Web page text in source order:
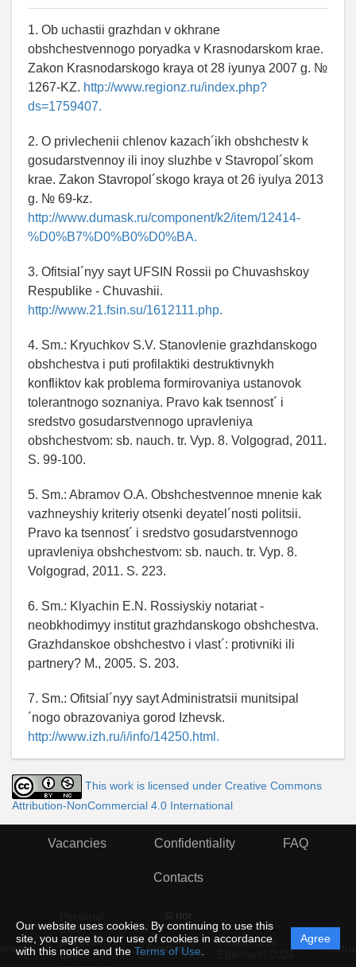
Our website uses cookies. By continuing to use this
site, you agree to our use of cookies in accordance
with this notice and the Terms of Use
Agree
1. Ob uchastii grazhdan v okhrane
obshchestvennogo poryadka v Krasnodarskom krae.
Zakon Krasnodarskogo kraya ot 28 iyunya 2007 g. №
1267-KZ. http://www.regionz.ru/index.php?
ds=1759407.
2. O privlechenii chlenov kazach´ikh obshchestv k
gosudarstvennoy ili inoy sluzhbe v Stavropol´skom
krae. Zakon Stavropol´skogo kraya ot 26 iyulya 2013
g. № 69-kz.
http://www.dumask.ru/component/k2/item/12414-
%D0%B7%D0%B0%D0%BA.
3. Ofitsial´nyy sayt UFSIN Rossii po Chuvashskoy
Respublike - Chuvashii.
http://www.21.fsin.su/1612111.php.
4. Sm.: Kryuchkov S.V. Stanovlenie grazhdanskogo
obshchestva i puti profilaktiki destruktivnykh
konfliktov kak problema formirovaniya ustanovok
tolerantnogo soznaniya. Pravo kak tsennost´ i
sredstvo gosudarstvennogo upravleniya
obshchestvom: sb. nauch. tr. Vyp. 8. Volgograd, 2011.
S. 99-100.
5. Sm.: Abramov O.A. Obshchestvennoe mnenie kak
vazhneyshiy kriteriy otsenki deyatel´nosti politsii.
Pravo ka tsennost´ i sredstvo gosudarstvennogo
upravleniya obshchestvom: sb. nauch. tr. Vyp. 8.
Volgograd, 2011. S. 223.
6. Sm.: Klyachin E.N. Rossiyskiy notariat -
neobkhodimyy institut grazhdanskogo obshchestva.
Grazhdanskoe obshchestvo i vlast´: protivniki ili
partnery? M., 2005. S. 203.
7. Sm.: Ofitsial´nyy sayt Administratsii munitsipal
´nogo obrazovaniya gorod Izhevsk.
http://www.izh.ru/i/info/14250.html.
This work is licensed under Creative Commons
Attribution-NonCommercial 4.0 International
Vacancies Confidentiality FAQ
Contacts
© rior
data
protection
and
Support
Powered by